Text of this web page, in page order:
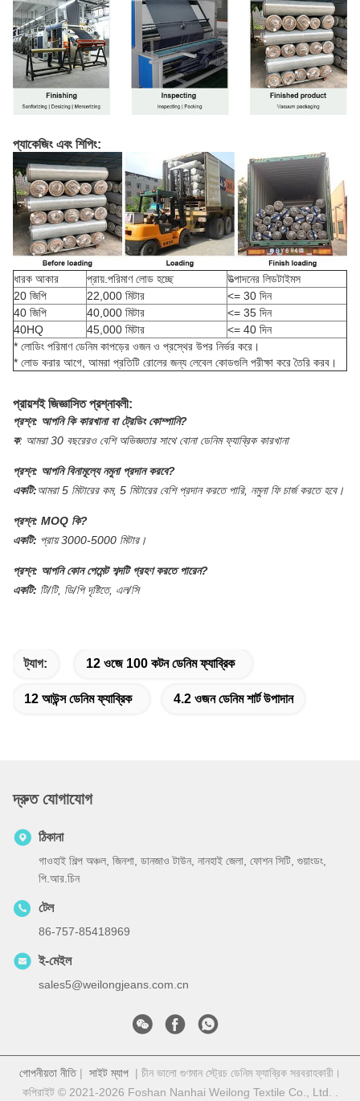
প্যাকেজিং এবং শিপিং:
ধারক আকার প্রায়.পরিমাণ লোড হচ্ছে
উত্পাদনের লিডটাইমস
20 জিপি
22,000 মিটার
<= 30 দিন
40 জিপি
40,000 মিটার
<= 35 দিন
40HQ
45,000 মিটার
<= 40 দিন
* লোডিং পরিমাণ ডেনিম কাপড়ের ওজন ও প্রস্থের উপর নির্ভর করে।
* লোড করার আগে, আমরা প্রতিটি রোলের জন্য লেবেল কোডগুলি পরীক্ষা করে তৈরি করব।
প্রায়শই জিজ্ঞাসিত প্রশ্নাবলী:
প্রশ্ন: আপনি কি কারখানা বা ট্রেডিং কোম্পানি?
ক: আমরা 30 বছরেরও বেশি অভিজ্ঞতার সাথে বোনা ডেনিম ফ্যাব্রিক কারখানা
প্রশ্ন: আপনি বিনামূল্যে নমুনা প্রদান করবে?
একটি:আমরা 5 মিটারের কম, 5 মিটারের বেশি প্রদান করতে পারি, নমুনা ফি চার্জ করতে হবে।
প্রশ্ন: MOQ কি?
একটি: প্রায় 3000-5000 মিটার।
প্রশ্ন: আপনি কোন পেমেন্ট শব্দটি গ্রহণ করতে পারেন?
একটি: টি/টি, ডি/পি দৃষ্টিতে, এল/সি
ট্যাগ: 12 ওজে 100 কটন ডেনিম ফ্যাব্রিক
12 আউন্স ডেনিম ফ্যাব্রিক 4.2 ওজন ডেনিম শার্ট উপাদান
দ্রুত যোগাযোগ
ঠিকানা
গাওহাই শিল্প অঞ্চল, জিনশা, ডানজাও টাউন, নানহাই জেলা, ফোশন সিটি, গুয়াংডং,
পি.আর.চিন
টেল
86-757-85418969
ই-মেইল
sales5@weilongjeans.com.cn
গোপনীয়তা নীতি| সাইট ম্যাপ | চীন ভালো গুণমান স্ট্রেচ ডেনিম ফ্যাব্রিক সরবরাহকারী।
কপিরাইট © 2021-2026 Foshan Nanhai Weilong Textile Co., Ltd. .